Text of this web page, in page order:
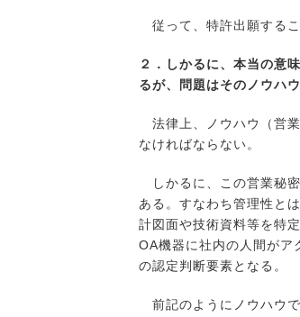
従って、特許出願するこ
２．しかるに、本当の意
るが、問題はそのノウハ
法律上、ノウハウ（営
なければならない。
しかるに、この営業秘
ある。すなわち管理性と
計図面や技術資料等を特
OA機器に社内の人間がア
の認定判断要素となる。
前記のようにノウハウ